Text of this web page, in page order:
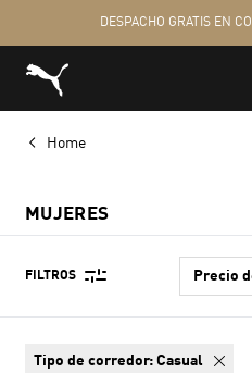
Home
MUJERES
FILTROS
tipo de corredor: Casual